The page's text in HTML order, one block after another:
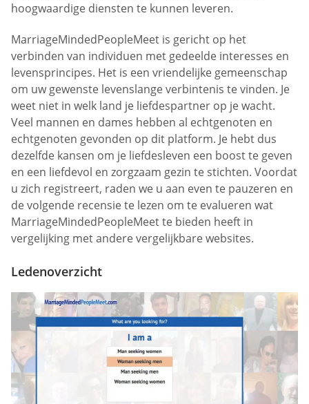
hoogwaardige diensten te kunnen leveren.
MarriageMindedPeopleMeet is gericht op het
verbinden van individuen met gedeelde interesses en
levensprincipes. Het is een vriendelijke gemeenschap
om uw gewenste levenslange verbintenis te vinden. Je
weet niet in welk land je liefdespartner op je wacht.
Veel mannen en dames hebben al echtgenoten en
echtgenoten gevonden op dit platform. Je hebt dus
dezelfde kansen om je liefdesleven een boost te geven
en een liefdevol en zorgzaam gezin te stichten. Voordat
u zich registreert, raden we u aan even te pauzeren en
de volgende recensie te lezen om te evalueren wat
MarriageMindedPeopleMeet te bieden heeft in
vergelijking met andere vergelijkbare websites.
Ledenoverzicht